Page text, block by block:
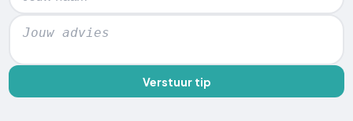
Verstuur tip